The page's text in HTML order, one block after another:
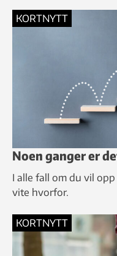
KORTNYTT
Noen ganger er
I alle fall om du vil
vite hvorfor.
KORTNYTT